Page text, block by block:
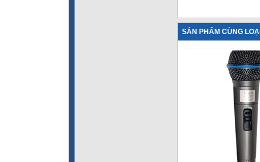
SẢN PHẨM CÙNG LOẠI